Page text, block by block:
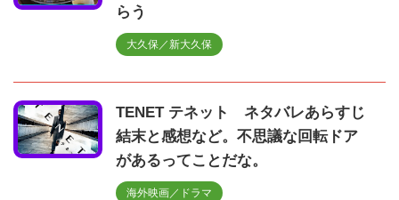
らう
大久保／新大久保
TENET テネット ネタバレあらすじ
結末と感想など。不思議な回転ドア
があるってことだな。
海外映画／ドラマ